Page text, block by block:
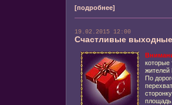
[подробнее]
19.02.2015 12:00
Счастливые
которые
жителей
По
площадь.